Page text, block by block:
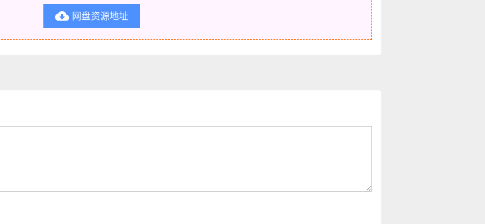
网盘资源地址